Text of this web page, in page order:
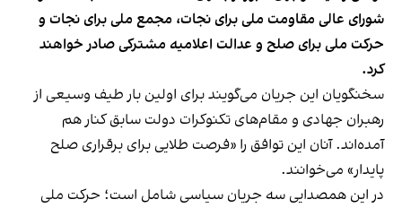
شورای عالی مقاومت ملی برای نجات، مجمع ملی برای نجات و
حرکت ملی برای صلح و عدالت اعلامیه مشترکی صادر خواهند
کرد.
سخنگویان این جریان می‌گویند برای اولین بار طیف وسیعی از
رهبران جهادی و مقام‌های تکنوکرات دولت سابق کنار هم
آمده‌اند. آنان این توافق را «فرصت طلایی برای برقراری صلح
پایدار» می‌خوانند.
در این همصدایی سه جریان سیاسی شامل است؛ حرکت ملی